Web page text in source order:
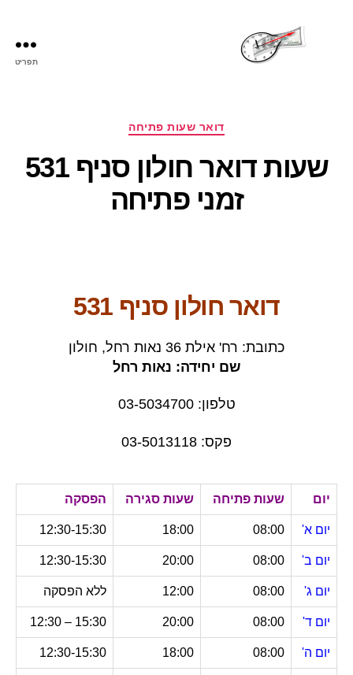
תפריט
קטגוריות
דואר שעות פתיחה
שעות דואר חולון סניף 531
זמני פתיחה
דואר חולון סניף 531
כתובת: רח' אילת 36 נאות רחל, חולון
שם יחידה: נאות רחל
טלפון: 03-5034700
פקס: 03-5013118
יום שעות פתיחה שעות סגירה הפסקה
יום א' 08:00
18:00
12:30-15:30
יום ב' 08:00
20:00
12:30-15:30
יום ג' 08:00
12:00 ללא הפסקה
יום ד' 08:00
20:00
15:30 – 12:30
יום ה' 08:00
18:00
12:30-15:30